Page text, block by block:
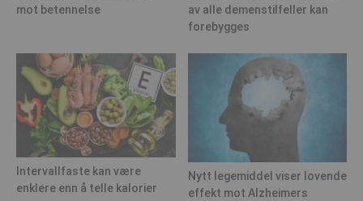
mot betennelse
av alle demenstilfeller kan
forebygges
Intervallfaste kan være
enklere enn å telle kalorier
Nytt legemiddel viser lovende
effekt mot Alzheimers